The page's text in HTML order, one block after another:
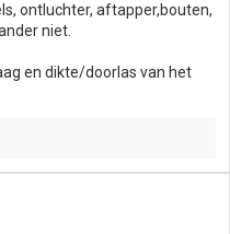
ontluchter, aftapper,bouten,
niet.
en dikte/doorlas van het